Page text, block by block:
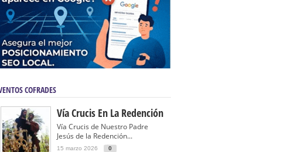
COFRADES
Vía Crucis En La Redención
Vía Crucis de Nuestro Padre
Jesús de la Redención...
15 marzo 2026 0